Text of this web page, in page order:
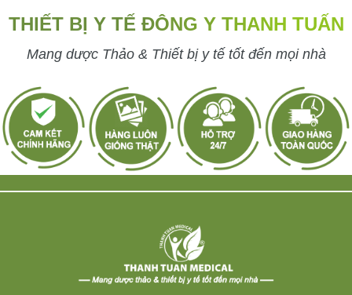
THIẾT BỊ Y TẾ ĐÔNG Y THANH TUẤN
Mang dược Thảo & Thiết bị y tế tốt đến mọi nhà